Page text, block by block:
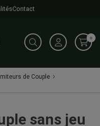
Contact
0
de Couple
sans jeu